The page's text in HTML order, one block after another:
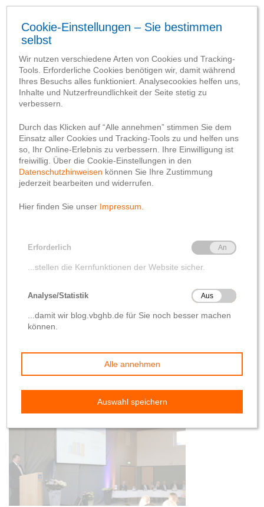
Allgemein Jubiläumsjahr
Die Volksbank ist weiter
auf Wachstumskurs und
blickt erwartungsvoll
vonKim Bendick 14. Juni 2019
Vertreterversammlung der Volksbank GMHütte-
Hagen-Bissendorf eG (GHB) am 12. Juni 2019 in